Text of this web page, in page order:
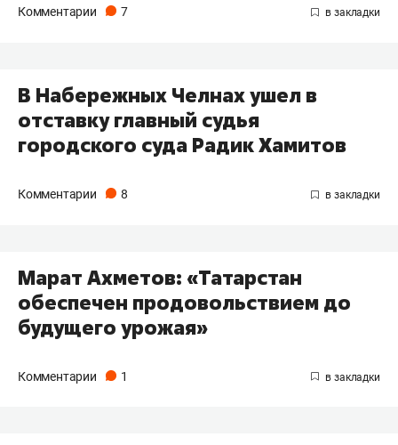
Комментарии 7
В Набережных Челнах ушел в
отставку главный судья
городского суда Радик Хамитов
Комментарии 8
Марат Ахметов: «Татарстан
обеспечен продовольствием до
будущего урожая»
Комментарии 1